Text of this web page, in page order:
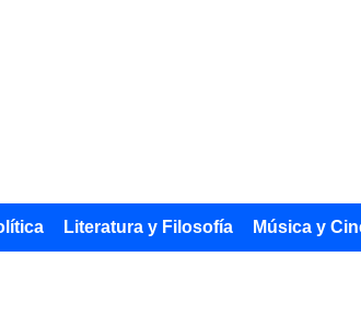
Literatura y Filosofía Música y